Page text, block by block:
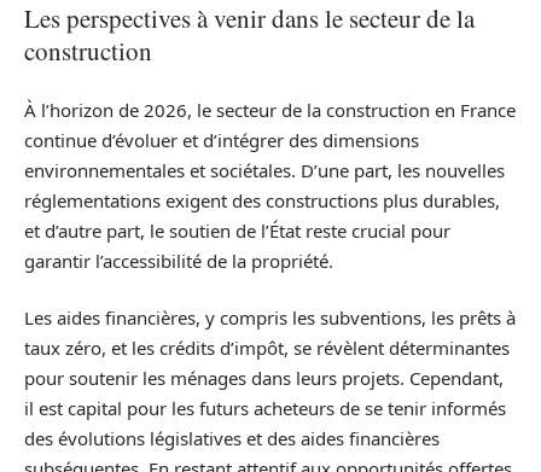
Les perspectives à venir dans le secteur de la
construction
À l’horizon de 2026, le secteur de la construction en France
continue d’évoluer et d’intégrer des dimensions
environnementales et sociétales. D’une part, les nouvelles
réglementations exigent des constructions plus durables,
et d’autre part, le soutien de l’État reste crucial pour
garantir l’accessibilité de la propriété.
Les aides financières, y compris les subventions, les prêts à
taux zéro, et les crédits d’impôt, se révèlent déterminantes
pour soutenir les ménages dans leurs projets. Cependant,
il est capital pour les futurs acheteurs de se tenir informés
des évolutions législatives et des aides financières